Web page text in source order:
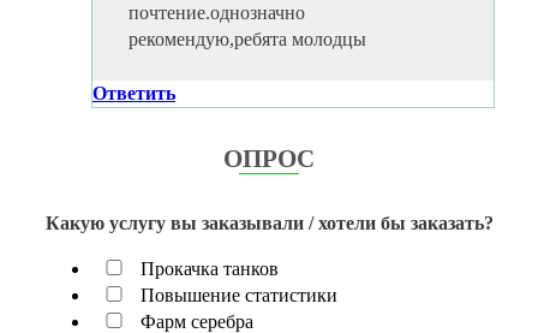
почтение.однозначно
рекомендую,ребята молодцы
Ответить
ОПРОС
Какую услугу вы заказывали / хотели бы заказать?
Прокачка танков
Повышение статистики
Фарм серебра